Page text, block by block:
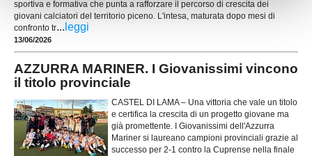
sportiva e formativa che punta a rafforzare il percorso di crescita dei
giovani calciatori del territorio piceno. L'intesa, maturata dopo mesi di
confronto tr... leggi
13/06/2026
AZZURRA MARINER. I Giovanissimi vincono
il titolo provinciale
CASTEL DI LAMA – Una vittoria che vale un titolo
e certifica la crescita di un progetto giovane ma
già promettente. I Giovanissimi dell'Azzurra
Mariner si laureano campioni provinciali grazie al
successo per 2-1 contro la Cuprense nella finale